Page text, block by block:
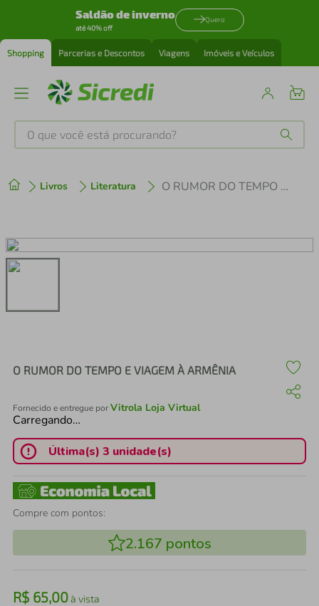
Saldão de inverno
até 40% off
Quero
Shopping Parcerias e Descontos Viagens Imóveis e Veículos
O que você está procurando?
Livros Literatura O RUMOR DO TEMPO E VIAGEM À ARMÊNIA
O RUMOR DO TEMPO E VIAGEM À ARMÊNIA
Fornecido e entregue porVitrola Loja Virtual
Carregando…
Última(s) 3 unidade(s)
Compre com pontos:
2.167 pontos
R$ 65,00à vista
2º cafeteira